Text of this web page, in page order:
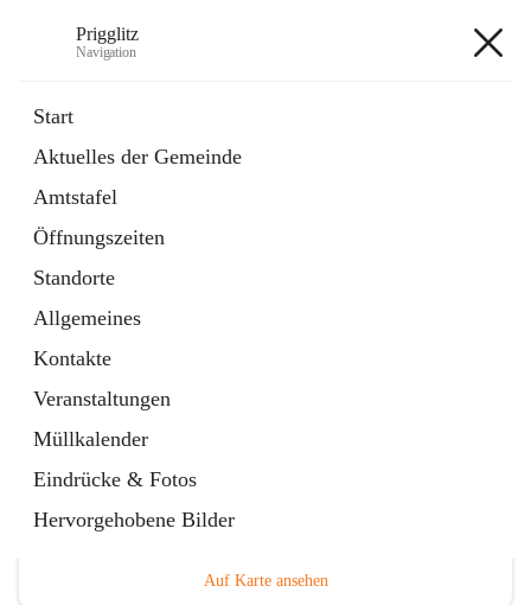
Prigglitz
Navigation
Start
Aktuelles der Gemeinde
Amtstafel
Öffnungszeiten
Standorte
Allgemeines
Kontakte
Veranstaltungen
Müllkalender
Eindrücke & Fotos
Hervorgehobene Bilder
Externe Webseite
in
Tab
Gemeindezeitung
Ordner
öffnet
in
neuem
Tab
Hauptadresse
Auf Karte ansehen